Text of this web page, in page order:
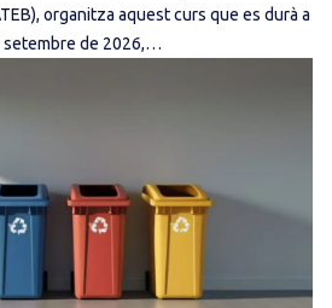
organitza aquest curs que es durà a
setembre de 2026,…